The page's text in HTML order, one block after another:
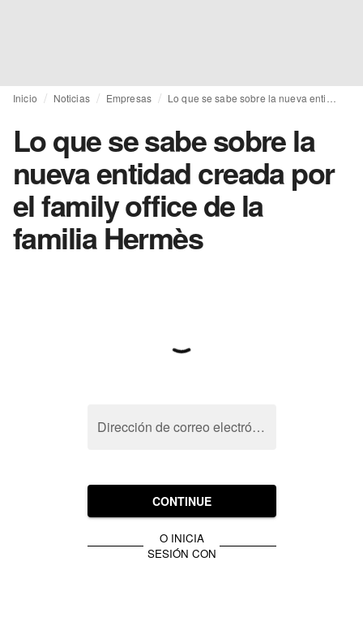
Inicio Noticias Empresas
Lo que se sabe sobre la
nueva entidad creada por
el family office de la
familia Hermès
Dirección de correo electrónico
CONTINUE
O INICIA
SESIÓN CON